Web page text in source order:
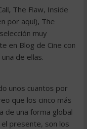
The Flaw, Inside
por aquí), The
muy
en Blog de Cine con
de ellas.
unos cuantos por
que los cinco más
de una forma global
presente, son los